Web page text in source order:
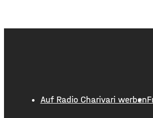
von mehreren hundert Euro
Auf Radio Charivari werben